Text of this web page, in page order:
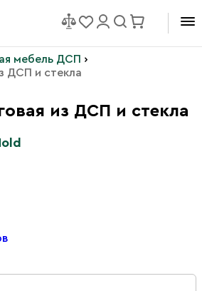
мебель ДСП ›
ДСП и стекла
из ДСП и стекла